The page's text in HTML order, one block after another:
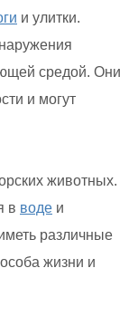
и улитки.
средой. Они
и могут
животных.
в воде и
различные
жизни и